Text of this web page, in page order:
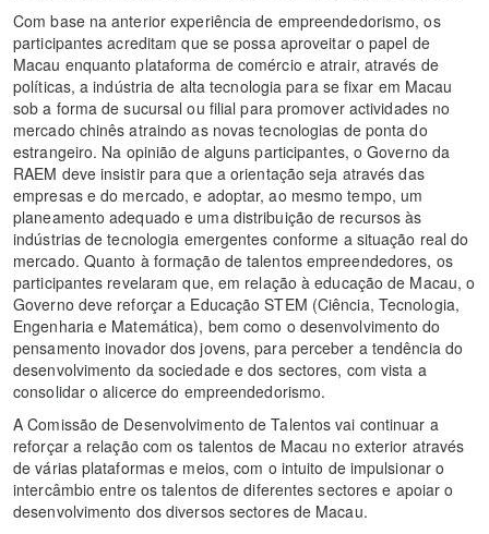
Com base na anterior experiência de empreendedorismo, os
participantes acreditam que se possa aproveitar o papel de
Macau enquanto plataforma de comércio e atrair, através de
políticas, a indústria de alta tecnologia para se fixar em Macau
sob a forma de sucursal ou filial para promover actividades no
mercado chinês atraindo as novas tecnologias de ponta do
estrangeiro. Na opinião de alguns participantes, o Governo da
RAEM deve insistir para que a orientação seja através das
empresas e do mercado, e adoptar, ao mesmo tempo, um
planeamento adequado e uma distribuição de recursos às
indústrias de tecnologia emergentes conforme a situação real do
mercado. Quanto à formação de talentos empreendedores, os
participantes revelaram que, em relação à educação de Macau, o
Governo deve reforçar a Educação STEM (Ciência, Tecnologia,
Engenharia e Matemática), bem como o desenvolvimento do
pensamento inovador dos jovens, para perceber a tendência do
desenvolvimento da sociedade e dos sectores, com vista a
consolidar o alicerce do empreendedorismo.
A Comissão de Desenvolvimento de Talentos vai continuar a
reforçar a relação com os talentos de Macau no exterior através
de várias plataformas e meios, com o intuito de impulsionar o
intercâmbio entre os talentos de diferentes sectores e apoiar o
desenvolvimento dos diversos sectores de Macau.